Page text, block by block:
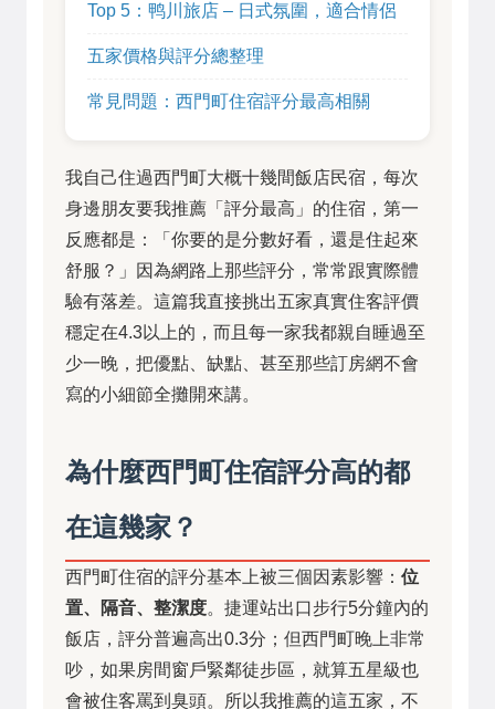
Top 5：鸭川旅店 – 日式氛圍，適合情侶
五家價格與評分總整理
常見問題：西門町住宿評分最高相關
我自己住過西門町大概十幾間飯店民宿，每次
身邊朋友要我推薦「評分最高」的住宿，第一
反應都是：「你要的是分數好看，還是住起來
舒服？」因為網路上那些評分，常常跟實際體
驗有落差。這篇我直接挑出五家真實住客評價
穩定在4.3以上的，而且每一家我都親自睡過至
少一晚，把優點、缺點、甚至那些訂房網不會
寫的小細節全攤開來講。
為什麼西門町住宿評分高的都
在這幾家？
西門町住宿的評分基本上被三個因素影響： 位
置、隔音、整潔度。捷運站出口步行5分鐘內的
飯店，評分普遍高出0.3分；但西門町晚上非常
吵，如果房間窗戶緊鄰徒步區，就算五星級也
會被住客罵到臭頭。所以我推薦的這五家，不